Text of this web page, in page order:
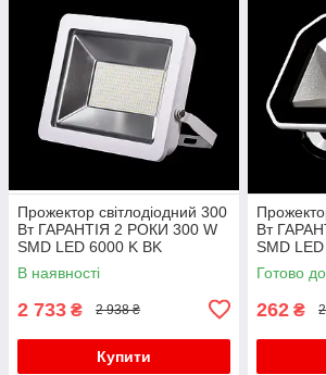
Прожектор світлодіодний 300
Вт ГАРАНТІЯ 2 РОКИ 300 W
SMD LED 6000 K BK
В наявності
2 733 ₴ 2 938 ₴
Купити
Вт
SMD
Готово
262 ₴